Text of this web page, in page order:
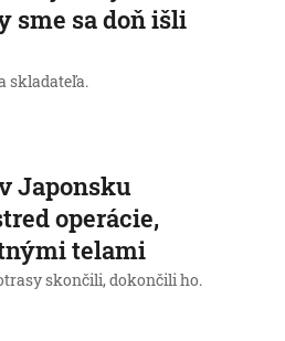
sme sa doň išli
skladateľa.
Japonsku
operácie,
telami
skončili, dokončili ho.